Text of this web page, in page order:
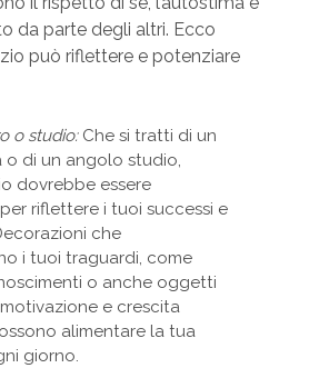
da parte degli altri. Ecco
può riflettere e potenziare
o studio:Che si tratti di un
o di un angolo studio,
dovrebbe essere
riflettere i tuoi successi e
che
i tuoi traguardi, come
o anche oggetti
e crescita
alimentare la tua
giorno.